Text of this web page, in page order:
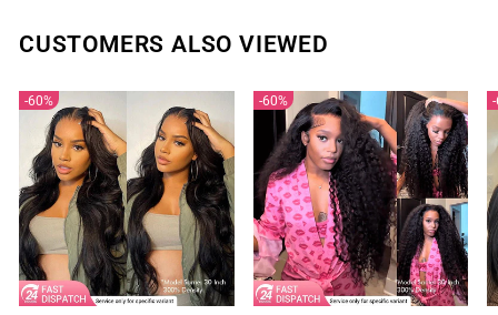
CUSTOMERS ALSO VIEWED
60% 60%